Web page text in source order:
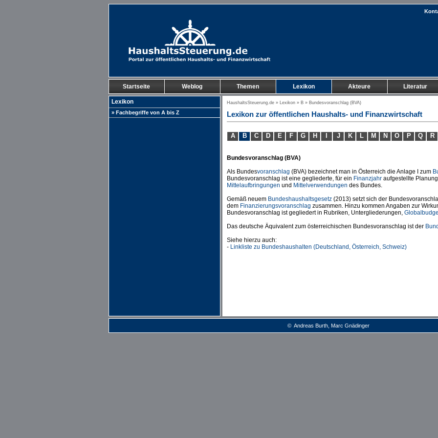
Startseite Weblog Themen Lexikon Akteure Literatur
Lexikon
» Fachbegriffe von A bis Z
HaushaltsSteuerung.de » Lexikon » B » Bundesvoranschlag (BVA)
Lexikon zur öffentlichen Haushalts- und Finanzwirtschaft
A B C D E F G H J K L M N O P Q R
Bundesvoranschlag (BVA)
Als Bundesvoranschlag (BVA) bezeichnet man in Österreich die Anlage I zum
Bundesvoranschlag ist eine gegliederte, für ein Finanzjahr aufgestellte
Mittelaufbringungen und Mittelverwendungen des Bundes.
Gemäß neuem Bundeshaushaltsgesetz (2013) setzt sich der
dem Finanzierungsvoranschlag zusammen. Hinzu kommen Angaben zur
Bundesvoranschlag ist gegliedert in Rubriken, Untergliederungen,
Das deutsche Äquivalent zum österreichischen Bundesvoranschlag ist der
Siehe hierzu auch:
- Linkliste zu Bundeshaushalten (Deutschland, Österreich, Schweiz)
© Andreas Burth, Marc Gnädinger